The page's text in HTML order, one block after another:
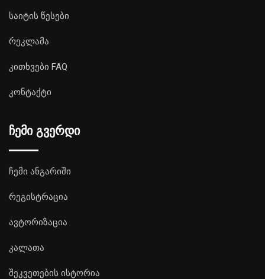
საიტის წესები
რეკლამა
კითხვები FAQ
კონტაქტი
ჩემი გვერდი
ჩემი ანგარიში
რეგისტრაცია
ავტორიზაცია
კალათა
შეკვეთების ისტორია